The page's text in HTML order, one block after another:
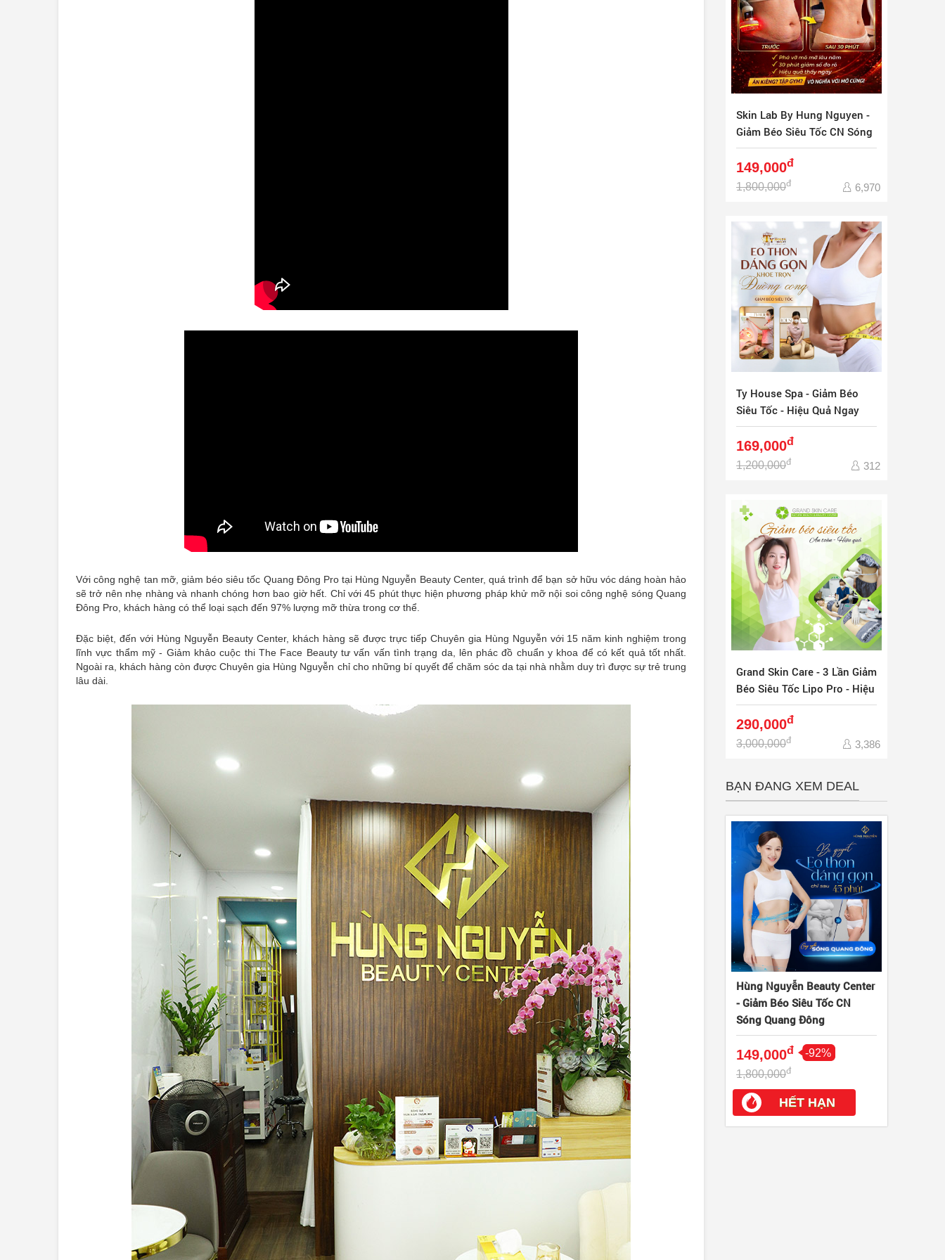
Với công nghệ tan mỡ, giảm béo siêu tốc Quang Đông Pro tại Hùng Nguyễn Beauty Center, quá trình để bạn sở hữu vóc dáng hoàn hảo
sẽ trở nên nhẹ nhàng và nhanh chóng hơn bao giờ hết. Chỉ với 45 phút thực hiện phương pháp khử mỡ nội soi công nghệ sóng Quang
Đông Pro, khách hàng có thể loại sạch đến 97% lượng mỡ thừa trong cơ thể.
Đặc biệt, đến với Hùng Nguyễn Beauty Center, khách hàng sẽ được trực tiếp Chuyên gia Hùng Nguyễn với 15 năm kinh nghiệm trong
lĩnh vực thẩm mỹ - Giảm khảo cuộc thi The Face Beauty tư vấn vấn tình trạng da, lên phác đồ chuẩn y khoa để có kết quả tốt nhất.
Ngoài ra, khách hàng còn được Chuyên gia Hùng Nguyễn chỉ cho những bí quyết để chăm sóc da tại nhà nhằm duy trì được sự trẻ trung
lâu dài.
Skin Lab By Hung Nguyen -
Giảm Béo Siêu Tốc CN Sóng
Quang Đông
149,000đ
1,800,000đ 6,970
Ty House Spa - Giảm Béo
Siêu Tốc - Hiệu Quả Ngay
Lần Đầu
169,000đ
1,200,000đ 312
Grand Skin Care - 3 Lần Giảm
Béo Siêu Tốc Lipo Pro - Hiệu
Quả Ngay
290,000đ
3,000,000đ 3,386
BẠN ĐANG XEM DEAL
Hùng Nguyễn Beauty Center
- Giảm Béo Siêu Tốc CN
Sóng Quang Đông
149,000đ
-92%
1,800,000đ
HẾT HẠN